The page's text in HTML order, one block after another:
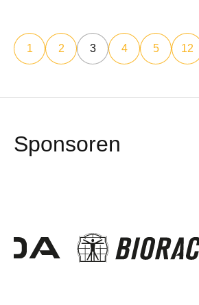
1 2 3 4 5 12
Sponsoren